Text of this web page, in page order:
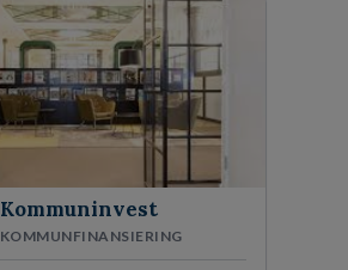
Kommuninvest
KOMMUNFINANSIERING